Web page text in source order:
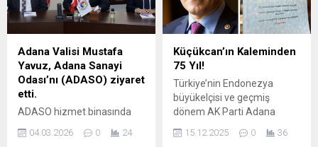
gece (Salı’yı Çarşamba’ya
bağlayan gece yarısı)
pompaya yansıması
beklenen ve motorinde 6 lira
69 kuruşu, benzinde ise 2...
uyuşturucu satıcılarına
yönelik çalışma yaptı. Teknik
ve fiziki takibin ardından 16
şüphelinin kimliği tespit
edildi. Adresleri belirlenen
1...
Adana Valisi Mustafa
Yavuz, Adana Sanayi
Odası’nı (ADASO) ziyaret
etti.
ADASO hizmet binasında
gerçekleşen ziyarete; Meclis
Başkanı İsrafil Uçurum,
04.03.2026 0 24
Küçükcan’ın Kaleminden
75 Yıl!
Türkiye’nin Endonezya
büyükelçisi ve geçmiş
dönem AK Parti Adana
milletvekili Talip Küçükcan,
Türkiye Endonezya
15.12.2025 0 36